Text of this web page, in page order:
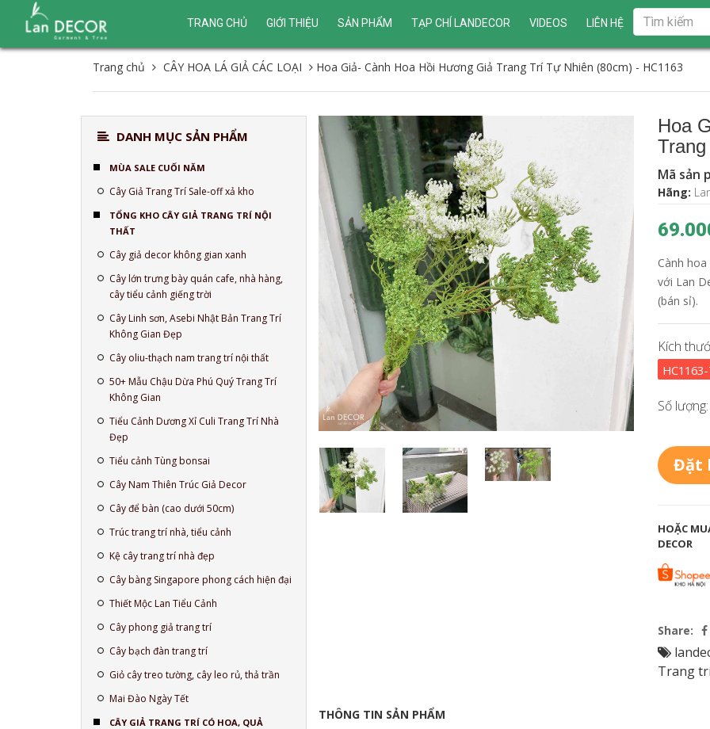
TRANG CHỦ GIỚI THIỆU SẢN PHẨM TẠP CHÍ LANDECOR VIDEOS LIÊN HỆ
Trang chủ CÂY HOA LÁ GIẢ CÁC LOẠI Hoa Giả- Cành Hoa Hồi Hương Giả Trang Trí Tự Nhiên (80cm) - HC1163
Hoa
Mã sản
Hãng:
Cành
với Lan
(bán sỉ).
Kích
Số lượng:
Đặt
HOẶC
DECOR
Share:
Trang
THÔNG TIN SẢN PHẨM
DANH MỤC SẢN PHẨM
MÙA SALE CUỐI NĂM
Cây Giả Trang Trí Sale-off xả kho
TỔNG KHO CÂY GIẢ TRANG TRÍ NỘI
THẤT
Cây giả decor không gian xanh
Cây lớn trưng bày quán cafe, nhà hàng,
cây tiểu cảnh giếng trời
Cây Linh sơn, Asebi Nhật Bản Trang Trí
Không Gian Đẹp
Cây oliu-thạch nam trang trí nội thất
50+ Mẫu Chậu Dừa Phú Quý Trang Trí
Không Gian
Tiểu Cảnh Dương Xỉ Culi Trang Trí Nhà
Đẹp
Tiểu cảnh Tùng bonsai
Cây Nam Thiên Trúc Giả Decor
Cây để bàn (cao dưới 50cm)
Trúc trang trí nhà, tiểu cảnh
Kệ cây trang trí nhà đẹp
Cây bàng Singapore phong cách hiện đại
Thiết Mộc Lan Tiểu Cảnh
Cây phong giả trang trí
Cây bạch đàn trang trí
Giỏ cây treo tường, cây leo rủ, thả trần
Mai Đào Ngày Tết
CÂY GIẢ TRANG TRÍ CÓ HOA, QUẢ